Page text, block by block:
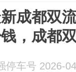
成都双
，成都
停车号 2026-